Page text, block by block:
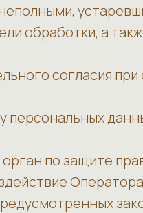
обработки, а
согласия
персональных
по защите